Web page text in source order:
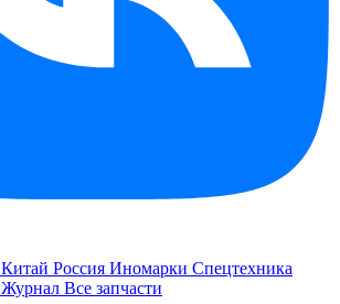
Китай Россия Иномарки Спецтехника
Журнал Все запчасти